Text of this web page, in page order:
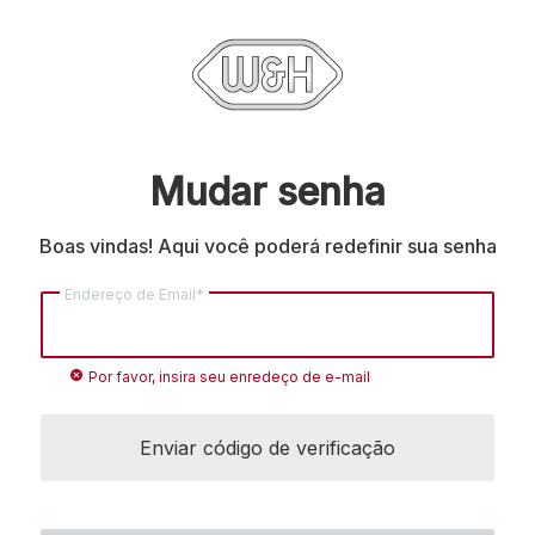
Mudar senha
Boas vindas! Aqui você poderá redefinir sua senha
Endereço de Email*
cancel Por favor, insira seu enredeço de e-mail
Enviar código de verificação